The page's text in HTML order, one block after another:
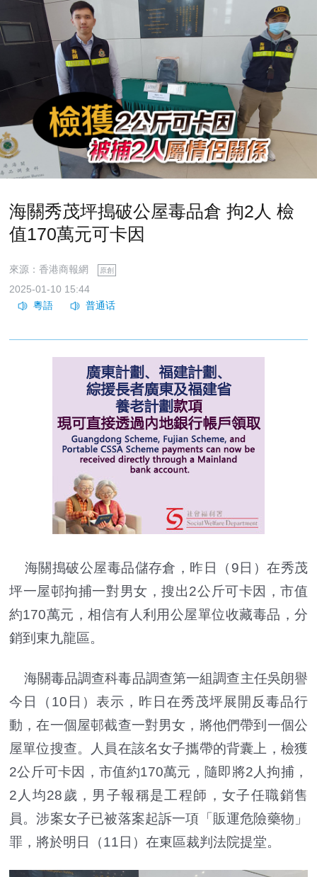
海關秀茂坪搗破公屋毒品倉 拘2人 檢
值170萬元可卡因
來源：香港商報網 原創
2025-01-10 15:44
海關搗破公屋毒品儲存倉，昨日（9日）在秀茂
坪一屋邨拘捕一對男女，搜出2公斤可卡因，市值
約170萬元，相信有人利用公屋單位收藏毒品，分
銷到東九龍區。
海關毒品調查科毒品調查第一組調查主任吳朗譽
今日（10日）表示，昨日在秀茂坪展開反毒品行
動，在一個屋邨截查一對男女，將他們帶到一個公
屋單位搜查。人員在該名女子攜帶的背囊上，檢獲
2公斤可卡因，市值約170萬元，隨即將2人拘捕，
2人均28歲，男子報稱是工程師，女子任職銷售
員。涉案女子已被落案起訴一項「販運危險藥物」
罪，將於明日（11日）在東區裁判法院提堂。